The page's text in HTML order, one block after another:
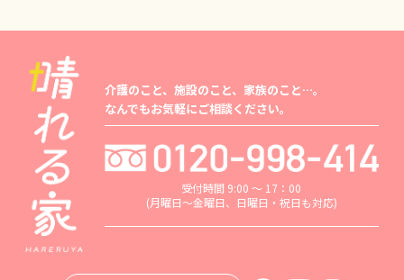
介護のこと、施設のこと、家族のこと…。
なんでもお気軽にご相談ください。
受付時間 9:00 ～ 17：00
(月曜日～金曜日、日曜日・祝日も対応)